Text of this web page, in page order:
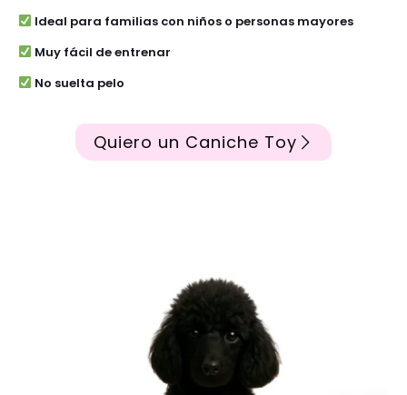
Ideal para familias con niños o personas mayores
Muy fácil de entrenar
No suelta pelo
Quiero un Caniche Toy